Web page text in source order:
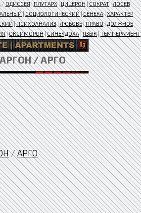
/ОДИССЕЯ|ПЛУТАРХ|ЦИЦЕРОН|СОКРАТ|ЛОСЕВ
|СОЦИОЛОГИЧЕСКИЙ|СЕНЕКА|ХАРАКТЕР
|ПСИХОАНАЛИЗ|ЛЮБОВЬ|ПРАВО|ДОЛЖНОЕ
|ОКСИМОРОН|СИНЕКДОХА|ЯЗЫК|ТЕМПЕРАМЕНТ
/ АРГО
/АРГО